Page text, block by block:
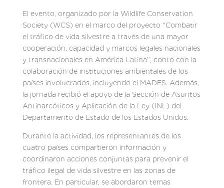
El evento, organizado por la Wildlife Conservation
Society (WCS) en el marco del proyecto “Combatir
el tráfico de vida silvestre a través de una mayor
cooperación, capacidad y marcos legales nacionales
y transnacionales en América Latina”, contó con la
colaboración de instituciones ambientales de los
países involucrados, incluyendo el MADES. Además,
la jornada recibió el apoyo de la Sección de Asuntos
Antinarcóticos y Aplicación de la Ley (INL) del
Departamento de Estado de los Estados Unidos.
Durante la actividad, los representantes de los
cuatro países compartieron información y
coordinaron acciones conjuntas para prevenir el
tráfico ilegal de vida silvestre en las zonas de
frontera. En particular, se abordaron temas